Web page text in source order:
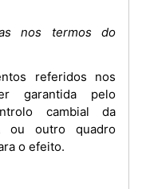
nos termos do
garantida pelo
cambial da
ou outro quadro
o efeito.